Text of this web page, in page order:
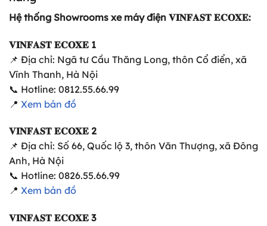
Hệ thống Showrooms xe máy điện 𝐕𝐈𝐍𝐅𝐀𝐒𝐓 𝐄𝐂𝐎𝐗𝐄:
𝐕𝐈𝐍𝐅𝐀𝐒𝐓 𝐄𝐂𝐎𝐗𝐄 1
📌 Địa chỉ: Ngã tư Cầu Thăng Long, thôn Cổ điển, xã
Vĩnh Thanh, Hà Nội
📞 Hotline: 0812.55.66.99
📍 Xem bản đồ
𝐕𝐈𝐍𝐅𝐀𝐒𝐓 𝐄𝐂𝐎𝐗𝐄 2
📌 Địa chỉ: Số 66, Quốc lộ 3, thôn Văn Thượng, xã Đông
Anh, Hà Nội
📞 Hotline: 0826.55.66.99
📍 Xem bản đồ
𝐕𝐈𝐍𝐅𝐀𝐒𝐓 𝐄𝐂𝐎𝐗𝐄 3